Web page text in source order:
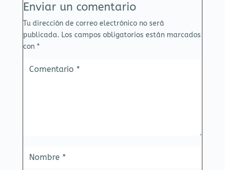
Enviar un comentario
Tu dirección de correo electrónico no será
publicada. Los campos obligatorios están marcados
con *